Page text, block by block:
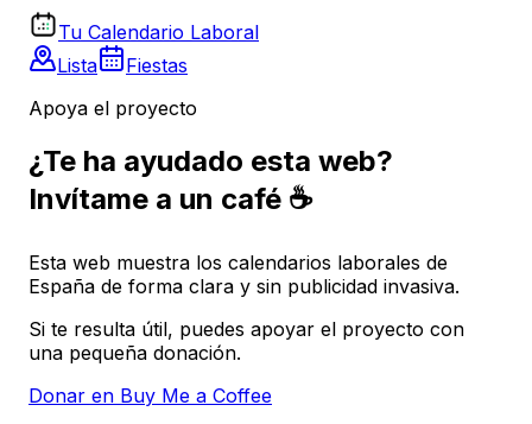
Tu Calendario Laboral
Lista
Fiestas
Apoya el proyecto
¿Te ha ayudado esta web?
Invítame a un café ☕
Esta web muestra los calendarios laborales de
España de forma clara y sin publicidad invasiva.
Si te resulta útil, puedes apoyar el proyecto con
una pequeña donación.
Donar en Buy Me a Coffee